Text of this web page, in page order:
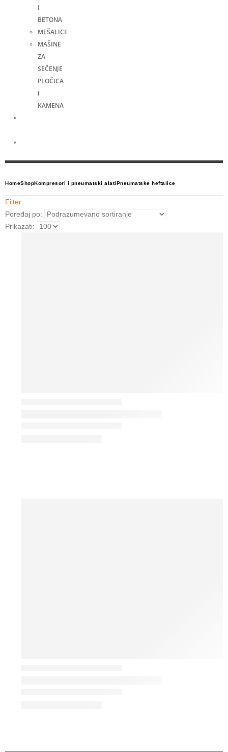
I
BETONA
MEŠALICE
MAŠINE
ZA
SEČENJE
PLOČICA
I
KAMENA
HomeShopKompresori i pneumatski alatiPneumatske heftalice
Filter
Poređaj po:
Prikazati: